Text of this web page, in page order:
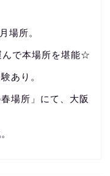
場所。
んで本場所を堪能☆
あり。
場所」にて、大阪